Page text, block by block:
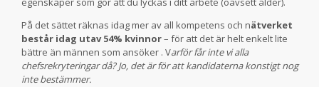
På det sättet räknas idag mer av all kompetens och nätverket
består idag utav 54% kvinnor– för att det är helt enkelt lite
bättre än männen som ansöker . Varför får inte vi alla
chefsrekryteringar då? Jo, det är för att kandidaterna konstigt nog
inte bestämmer.